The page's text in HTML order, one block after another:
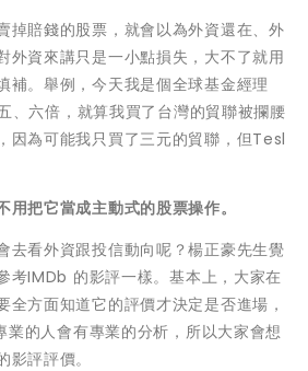
掉賠錢的股票，就會以為外資還在、外
外資來講只是一小點損失，大不了就用
補。舉例，今天我是個全球基金經理
、六倍，就算我買了台灣的貿聯被攔腰
因為可能我只買了三元的貿聯，但Tesl
把它當成主動式的股票操作。
去看外資跟投信動向呢？楊正豪先生覺
考IMDb 的影評一樣。基本上，大家在
全方面知道它的評價才決定是否進場，
的人會有專業的分析，所以大家會想
評評價。